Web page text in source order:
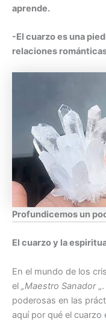
aprende.
-El cuarzo es una
relaciones
Profundicemos un
El cuarzo y la
En el mundo de los
el „Maestro Sanador„.
poderosas en las
aquí por qué el cuarzo